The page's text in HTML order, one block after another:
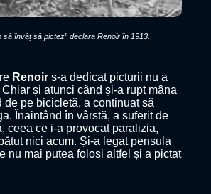
să învăț să pictez” declara Renoir în 1913.
Renoir s-a dedicat picturii nu a
și atunci când și-a rupt mâna
de pe bicicletă, a continuat să
Înaintând în vârstă, a suferit de
ceea ce i-a provocat paralizia,
nici acum. Și-a legat pensula
nu mai putea folosi altfel și a pictat